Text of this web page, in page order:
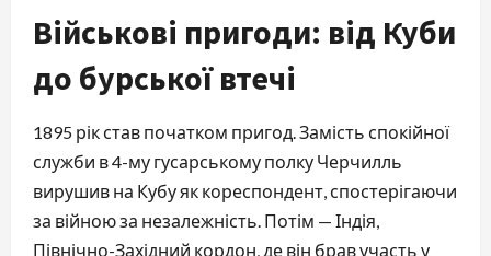
Військові пригоди: від Куби
до бурської втечі
1895 рік став початком пригод. Замість спокійної
служби в 4-му гусарському полку Черчилль
вирушив на Кубу як кореспондент, спостерігаючи
за війною за незалежність. Потім — Індія,
Північно-Західний кордон, де він брав участь у